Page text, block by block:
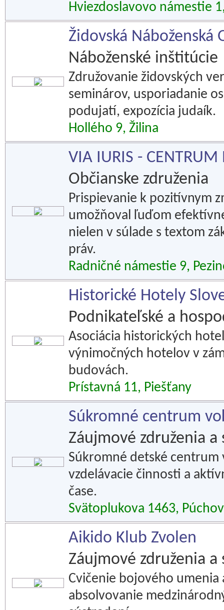
Hviezdoslavovo námestie
Židovská Náboženská
Náboženské inštitúcie
Združovanie židovských
seminárov, usporiadanie
podujatí, expozícia judaík.
Hollého 9, Žilina
VIA IURIS - CENTRUM
Občianske združenia
Prispievanie k pozitívnym
umožňoval ľuďom
nielen v súlade s textom
práv.
Radničné námestie 9,
Historické Hotely
Podnikateľské a
Asociácia historických
výnimočných hotelov v
budovách.
Prístavná 11, Piešťany
Súkromné centrum
Záujmové združenia a
Súkromné detské
vzdelávacie činnosti a
čase.
Svätoplukova 1463, Púchov
Aikido Klub Zvolen
Záujmové združenia a
Cvičenie bojového
absolvovanie